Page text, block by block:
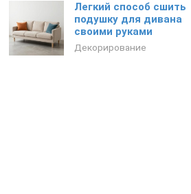
Легкий способ сшить
подушку для дивана
своими руками
Декорирование